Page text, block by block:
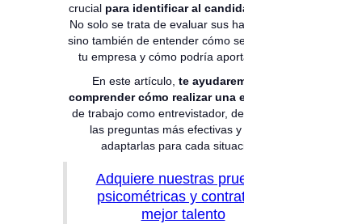
crucial para identificar al candidato ideal.
No solo se trata de evaluar sus habilidades,
sino también de entender cómo se adapta a
tu empresa y cómo podría aportar valor.
En este artículo, te ayudaremos a
comprender cómo realizar una entrevista
de trabajo como entrevistador, destacando
las preguntas más efectivas y cómo
adaptarlas para cada situación.
Adquiere nuestras pruebas
psicométricas y contrata al
mejor talento